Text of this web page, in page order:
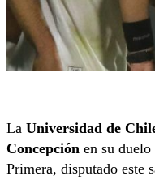
La Universidad de
Concepción en su
Primera, disputado este